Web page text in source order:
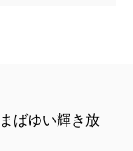
ばゆい輝き放